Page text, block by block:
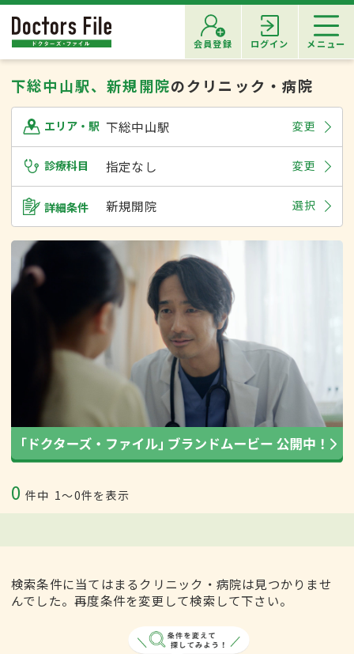
会員登録 ログイン メニュー
下総中山駅、新規開院のクリニック・病院
エリア・駅 下総中山駅 変更
診療科目 指定なし 変更
詳細条件 新規開院 選択
0 件中 1〜0件を表示
検索条件に当てはまるクリニック・病院は見つかりませ
んでした。再度条件を変更して検索して下さい。